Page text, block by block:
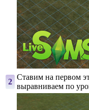
2
Ставим на первом
выравниваем по